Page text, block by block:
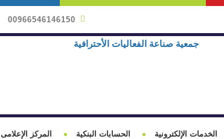
00966546146150
الخدمات الإلكترونية الحسابات البنكية المركز الإعلامى